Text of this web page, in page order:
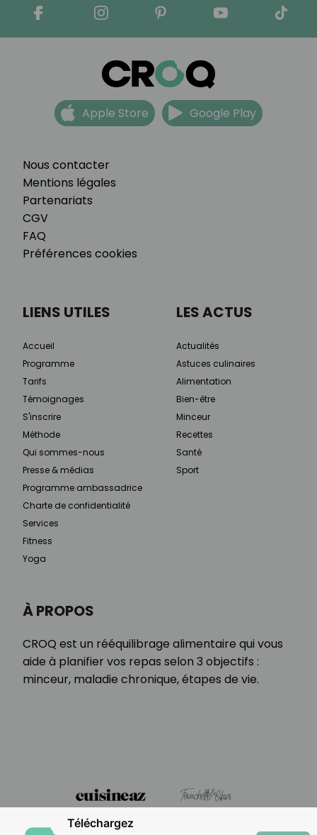
Nous contacter
Mentions légales
Partenariats
CGV
FAQ
Préférences cookies
Apple Store Google Play
À PROPOS
CROQ est un rééquilibrage alimentaire qui vous
aide à planifier vos repas selon 3 objectifs :
minceur, maladie chronique, étapes de vie.
LIENS UTILES
Accueil
Programme
Tarifs
Témoignages
S'inscrire
Méthode
Qui sommes-nous
Presse & médias
Programme ambassadrice
Charte de confidentialité
Services
Fitness
Yoga
LES ACTUS
Actualités
Astuces culinaires
Alimentation
Bien-être
Minceur
Recettes
Santé
Sport
Téléchargez